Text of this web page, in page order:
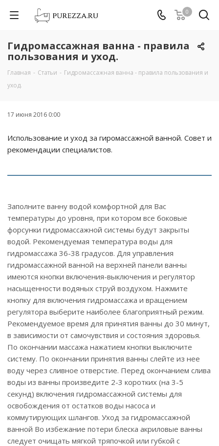
0
Гидромассажная ванна - правила
пользования и уход.
Главная - Статьи - Гидромассажная ванна - правила пользования и
уход.
17 июня 2016 0:00
Использование и уход за гиромассажной ванной. Совет и
рекомендации специалистов.
Заполните ванну водой комфортной для Вас
температуры до уровня, при котором все боковые
форсунки гидромассажной системы будут закрыты
водой. Рекомендуемая температура воды для
гидромассажа 36-38 градусов. Для управления
гидромассажной ванной на верхней панели ванны
имеются кнопки включения-выключения и регулятор
насыщенности водяных струй воздухом. Нажмите
кнопку для включения гидромассажа и вращением
регулятора выберите наиболее благоприятный режим.
Рекомендуемое время для принятия ванны до 30 минут,
в зависимости от самочувствия и состояния здоровья.
По окончании массажа нажатием кнопки выключите
систему. По окончании принятия ванны слейте из нее
воду через сливное отверстие. Перед окончанием слива
воды из ванны произведите 2-3 коротких (на 3-5
секунд) включения гидромассажной системы для
освобождения от остатков воды насоса и
коммутирующих шлангов. Уход за гидромассажной
ванной Во избежание потери блеска акриловые ванны
следует очищать мягкой тряпочкой или губкой с